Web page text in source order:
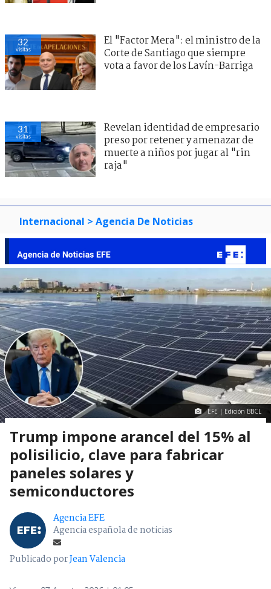
32
visitas
El "Factor Mera": el ministro de la
Corte de Santiago que siempre
vota a favor de los Lavín-Barriga
31
visitas
Revelan identidad de empresario
preso por retener y amenazar de
muerte a niños por jugar al "rin
raja"
Internacional > Agencia De Noticias
EFE | Edición BBCL
Trump impone arancel del 15% al
polisilicio, clave para fabricar
paneles solares y
semiconductores
Agencia EFE
Agencia española de noticias
Publicado porJean Valencia